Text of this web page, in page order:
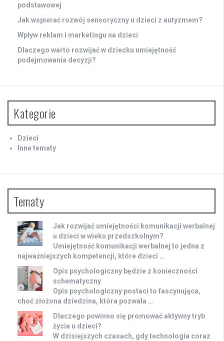
podstawowej
Jak wspierać rozwój sensoryczny u dzieci z autyzmem?
Wpływ reklam i marketingu na dzieci
Dlaczego warto rozwijać w dziecku umiejętność
podejmowania decyzji?
Kategorie
Dzieci
Inne tematy
Tematy
Jak rozwijać umiejętności komunikacji werbalnej
u dzieci w wieku przedszkolnym?
Umiejętność komunikacji werbalnej to jedna z
najważniejszych kompetencji, które dzieci …
Opis psychologiczny będzie z konieczności
schematyczny
Opis psychologiczny postaci to fascynująca,
choć złożona dziedzina, która pozwala …
Dlaczego powinno się promować aktywny tryb
życia u dzieci?
W dzisiejszych czasach, gdy technologia coraz